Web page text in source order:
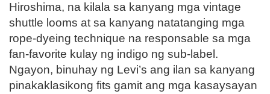
Hiroshima, na kilala sa kanyang mga vintage
shuttle looms at sa kanyang natatanging mga
rope-dyeing technique na responsable sa mga
fan-favorite kulay ng indigo ng sub-label.
Ngayon, binuhay ng Levi’s ang ilan sa kanyang
pinakaklasikong fits gamit ang mga kasaysayan